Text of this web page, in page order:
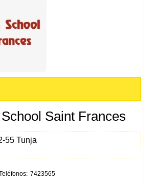
Saint Frances
55 Tunja
7423565